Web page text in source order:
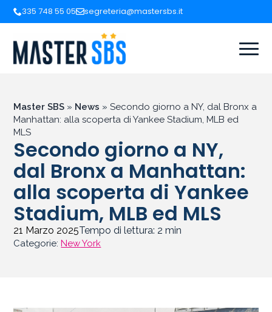
335 748 55 05 segreteria@mastersbs.it
Master SBS » News » Secondo giorno a NY, dal Bronx a
Manhattan: alla scoperta di Yankee Stadium, MLB ed
MLS
Secondo giorno a NY,
dal Bronx a Manhattan:
alla scoperta di Yankee
Stadium, MLB ed MLS
21 Marzo 2025Tempo di lettura: 2 min
Categorie:New York